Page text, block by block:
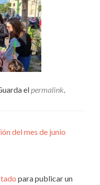
elpermalink.
del mes de junio
para publicar un